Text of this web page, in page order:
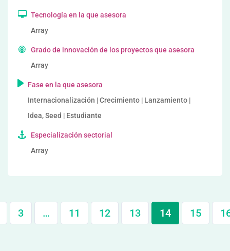
Tecnología en la que asesora
Array
Grado de innovación de los proyectos que asesora
Array
Fase en la que asesora
Internacionalización | Crecimiento | Lanzamiento |
Idea, Seed | Estudiante
Especialización sectorial
Array
3 … 11 12 13 14 15